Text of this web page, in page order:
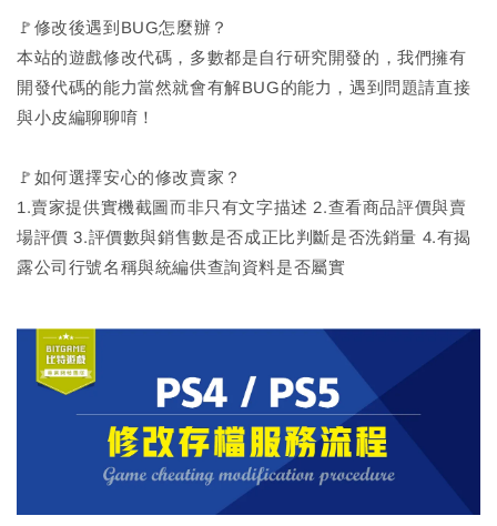
🚩修改後遇到BUG怎麼辦？
本站的遊戲修改代碼，多數都是自行研究開發的，我們擁有
開發代碼的能力當然就會有解BUG的能力，遇到問題請直接
與小皮編聊聊唷！
🚩如何選擇安心的修改賣家？
1.賣家提供實機截圖而非只有文字描述 2.查看商品評價與賣
場評價 3.評價數與銷售數是否成正比判斷是否洗銷量 4.有揭
露公司行號名稱與統編供查詢資料是否屬實